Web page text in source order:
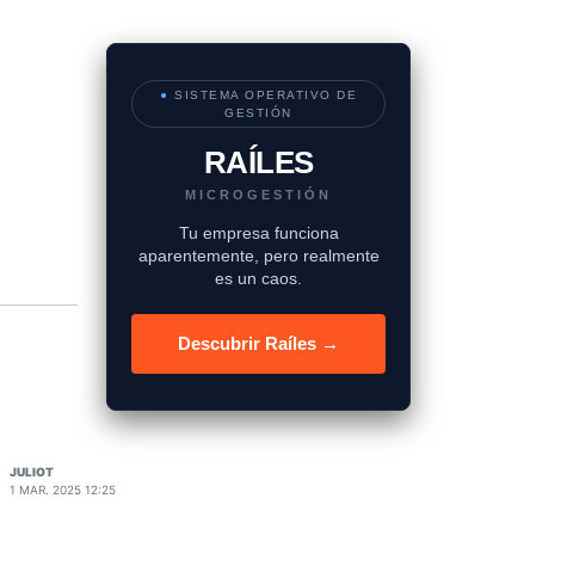
JULIOT
1 MAR. 2025 12:25
●
SISTEMA OPERATIVO DE
GESTIÓN
RAÍLES
MICROGESTIÓN
Tu empresa funciona
aparentemente, pero realmente
es un caos.
Descubrir Raíles →